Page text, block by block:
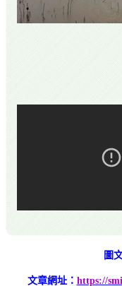
圖
文章網址： https://